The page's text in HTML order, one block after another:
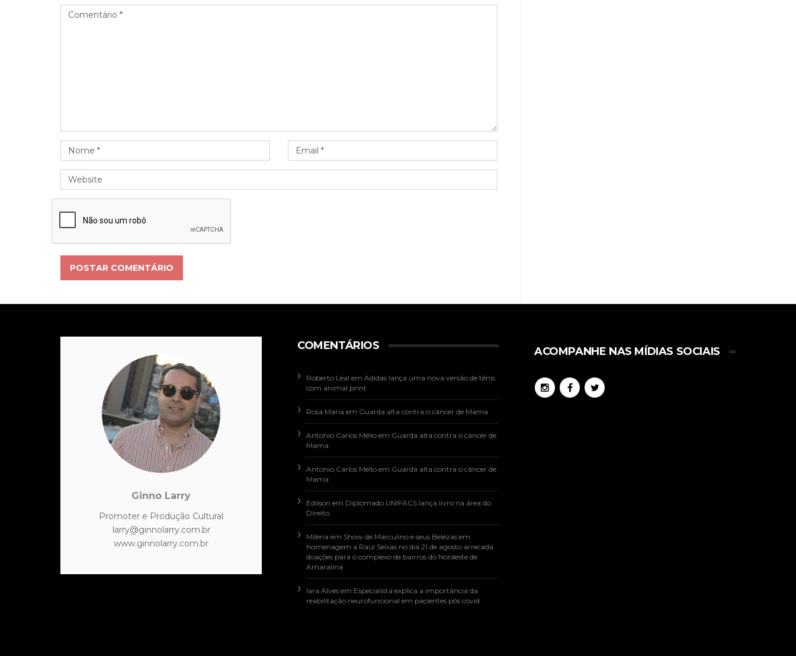
POSTAR COMENTÁRIO
Ginno Larry
Promoter e Produção Cultural
larry@ginnolarry.com.br
www.ginnolarry.com.br
COMENTÁRIOS
Roberto Leal em Adidas lança uma nova versão de tênis
com animal print
Rosa Maria em Guarda alta contra o câncer de Mama
Antonio Carlos Mello em Guarda alta contra o câncer de
Mama
Antonio Carlos Mello em Guarda alta contra o câncer de
Mama
Edilson em Diplomado UNIFACS lança livro na área do
Direito
Milena em Show de Marculino e seus Belezas em
homenagem a Raul Seixas no dia 21 de agosto arrecada
doações para o complexo de bairros do Nordeste de
Amaralina
Iara Alves em Especialista explica a importância da
reabilitação neurofuncional em pacientes pós covid
ACOMPANHE NAS MÍDIAS SOCIAIS